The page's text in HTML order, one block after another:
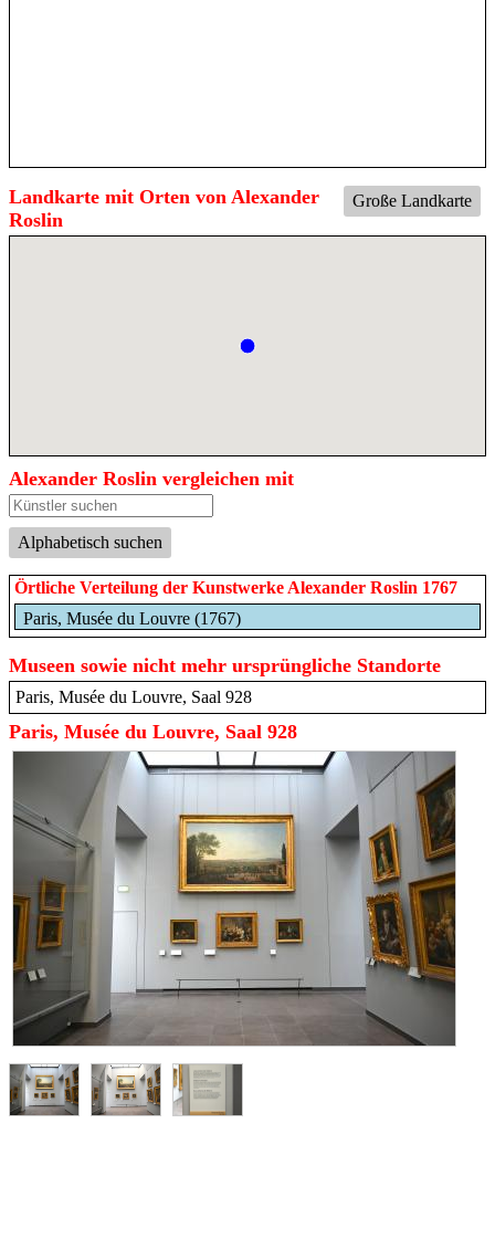
Große Landkarte
Landkarte mit Orten von Alexander
Roslin
Alexander Roslin vergleichen mit
Alphabetisch suchen
Örtliche Verteilung der Kunstwerke Alexander Roslin 1767
Paris, Musée du Louvre (1767)
Museen sowie nicht mehr ursprüngliche Standorte
Paris, Musée du Louvre, Saal 928
Paris, Musée du Louvre, Saal 928